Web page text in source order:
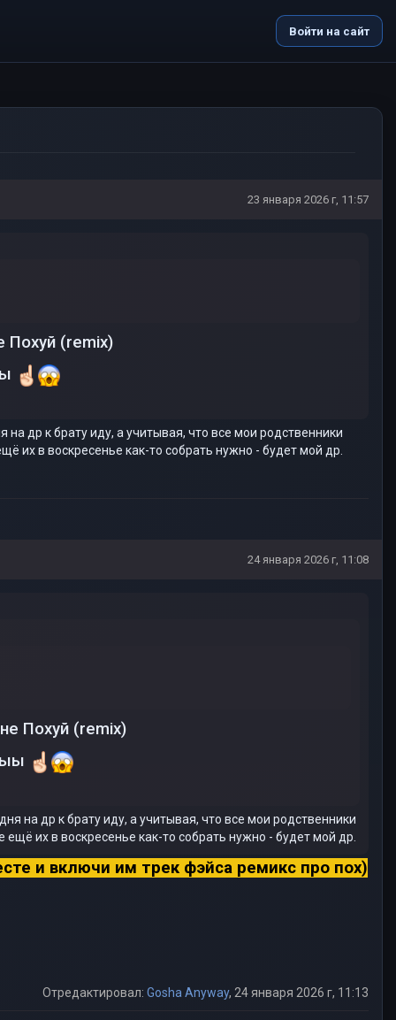
Войти на сайт
23 января 2026 г, 11:57
Похуй (remix)
др к брату иду, а учитывая, что все мои родственники
их в воскресенье как-то собрать нужно - будет мой др.
24 января 2026 г, 11:08
Похуй (remix)
на др к брату иду, а учитывая, что все мои родственники
их в воскресенье как-то собрать нужно - будет мой др.
и включи им трек фэйса ремикс про пох)
Отредактировал: Gosha Anyway, 24 января 2026 г, 11:13